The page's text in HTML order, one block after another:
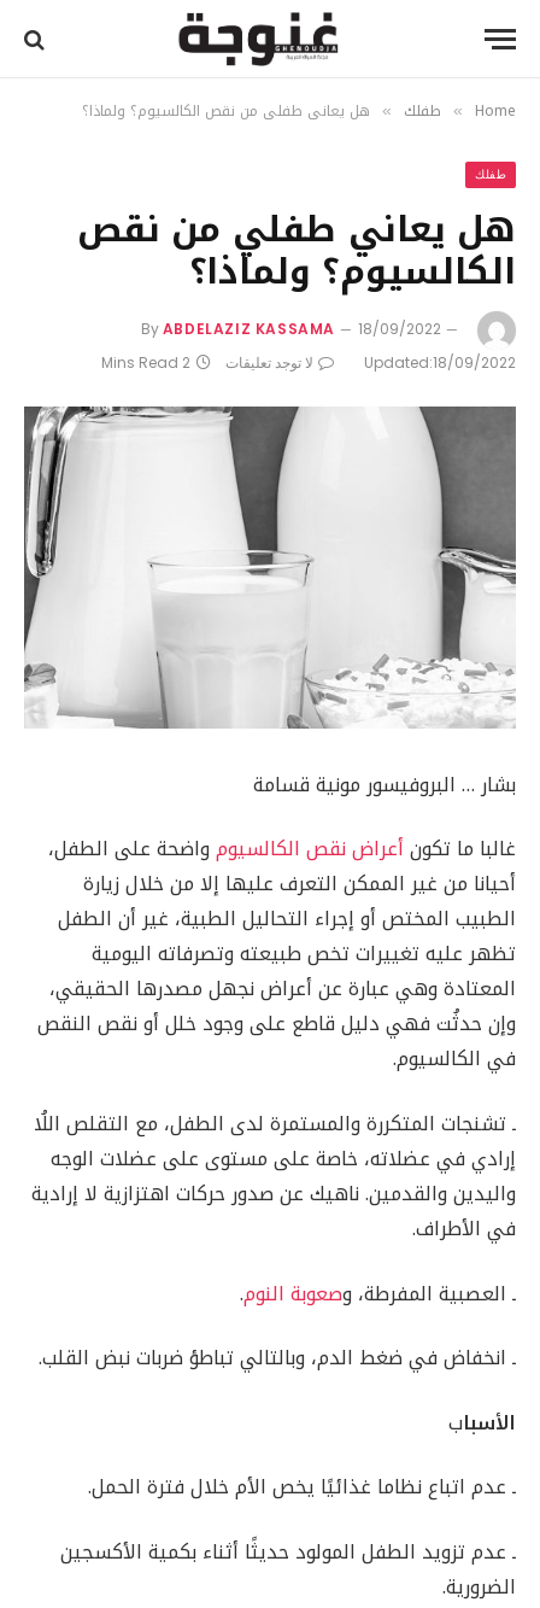
Home
» طفلك » هل يعاني طفلي من نقص الكالسيوم؟ ولماذا؟
طفلك
هل يعاني طفلي من نقص
الكالسيوم؟ ولماذا؟
ByABDELAZIZ KASSAMA
18/09/2022
Updated:18/09/2022 لا توجد تعليقات 2 Mins Read
بشار … البروفيسور مونية قسامة
غالبا ما تكونأعراض نقص الكالسيومواضحة على الطفل،
أحيانا من غير الممكن التعرف عليها إلا من خلال زيارة
الطبيب المختص أو إجراء التحاليل الطبية، غير أن الطفل
تظهر عليه تغييرات تخص طبيعته وتصرفاته اليومية
المعتادة وهي عبارة عن أعراض نجهل مصدرها الحقيقي،
وإن حدثُت فهي دليل قاطع على وجود خلل أو نقص النقص
في الكالسيوم.
ـ تشنجات المتكررة والمستمرة لدى الطفل، مع التقلص اللُا
إرادي في عضلاته، خاصة على مستوى على عضلات الوجه
واليدين والقدمين. ناهيك عن صدور حركات اهتزازية لا إرادية
في الأطراف.
ـ العصبية المفرطة، وصعوبة النوم.
ـ انخفاض في ضغط الدم، وبالتالي تباطؤ ضربات نبض القلب.
الأسباب
ـ عدم اتباع نظاما غذائيًا يخص الأم خلال فترة الحمل.
ـ عدم تزويد الطفل المولود حديثًا أثناء بكمية الأكسجين
الضرورية.